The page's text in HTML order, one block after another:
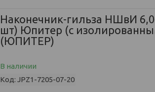
Наконечник-гильза НШвИ
шт) Юпитер (с
(ЮПИТЕР)
В наличии
Код: JPZ1-7205-07-20